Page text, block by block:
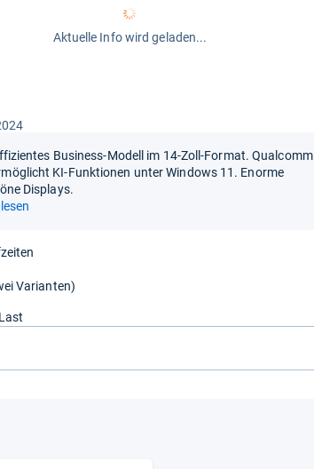
Aktuelle Info wird geladen...
Business-Modell im 14-Zoll-Format. Qualcomm
KI-Funktionen unter Windows 11. Enorme
Displays.
Varianten)